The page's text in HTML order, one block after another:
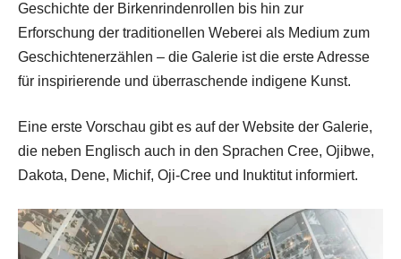
Geschichte der Birkenrindenrollen bis hin zur
Erforschung der traditionellen Weberei als Medium zum
Geschichtenerzählen – die Galerie ist die erste Adresse
für inspirierende und überraschende indigene Kunst.
Eine erste Vorschau gibt es auf der Website der Galerie,
die neben Englisch auch in den Sprachen Cree, Ojibwe,
Dakota, Dene, Michif, Oji-Cree und Inuktitut informiert.